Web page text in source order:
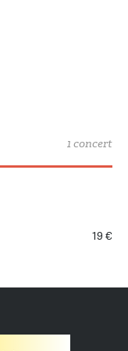
1 concert
19 €